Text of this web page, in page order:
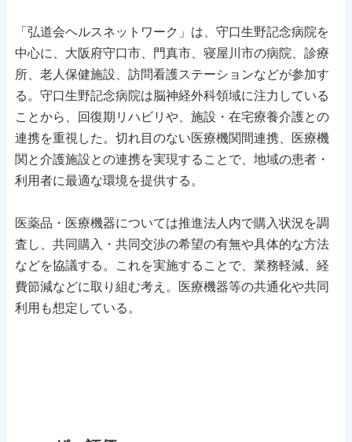
「弘道会ヘルスネットワーク」は、守口生野記念病院を
中心に、大阪府守口市、門真市、寝屋川市の病院、診療
所、老人保健施設、訪問看護ステーションなどが参加す
る。守口生野記念病院は脳神経外科領域に注力している
ことから、回復期リハビリや、施設・在宅療養介護との
連携を重視した。切れ目のない医療機関間連携、医療機
関と介護施設との連携を実現することで、地域の患者・
利用者に最適な環境を提供する。
医薬品・医療機器については推進法人内で購入状況を調
査し、共同購入・共同交渉の希望の有無や具体的な方法
などを協議する。これを実施することで、業務軽減、経
費節減などに取り組む考え。医療機器等の共通化や共同
利用も想定している。